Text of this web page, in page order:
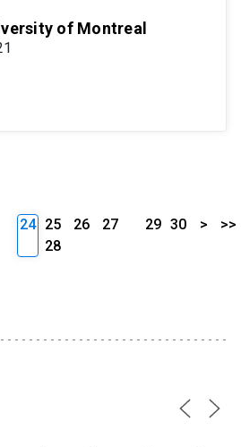
of Montreal
24 25 26
27
28
29 30 > >>